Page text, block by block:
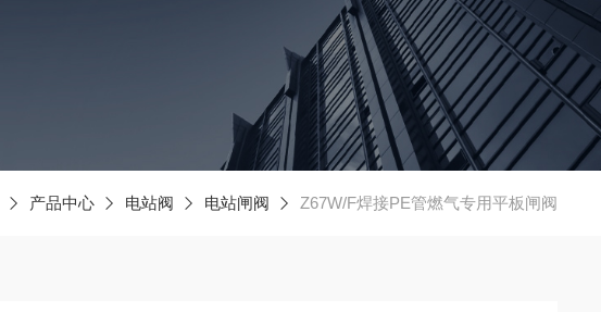
产品中心 电站阀 电站闸阀 Z67W/F焊接PE管燃气专用平板闸阀